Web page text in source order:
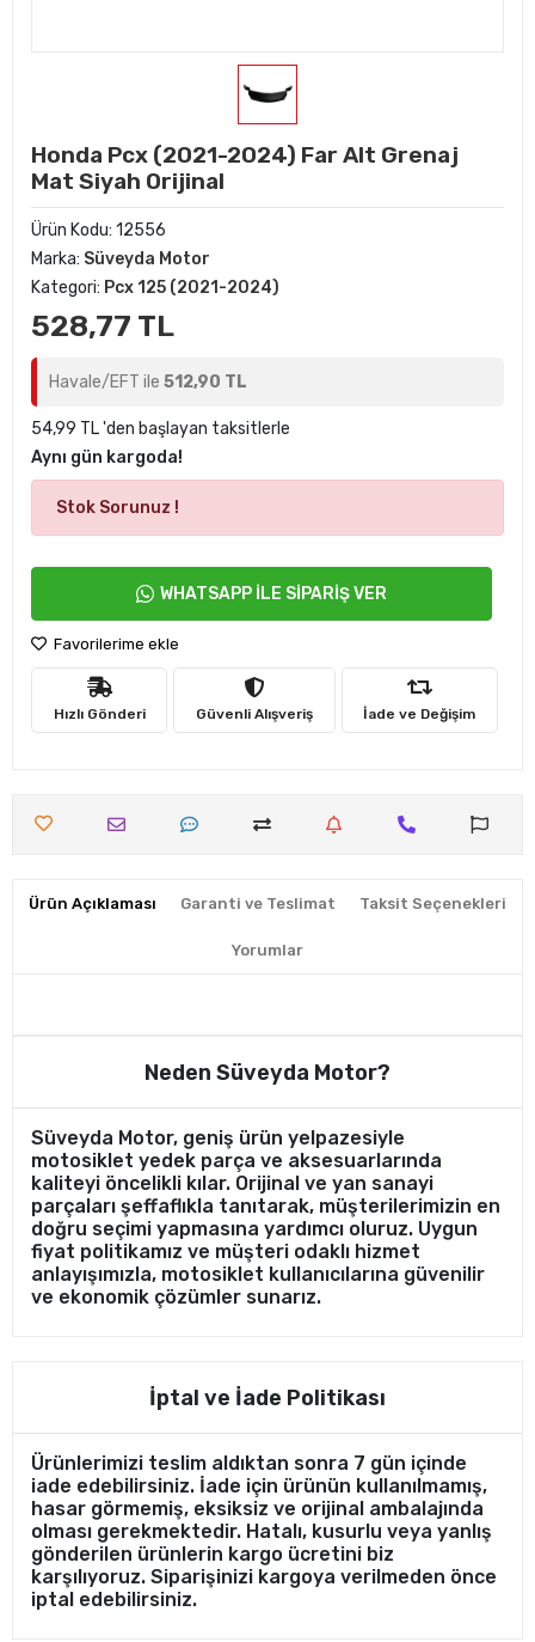
Honda Pcx (2021-2024) Far Alt Grenaj
Mat Siyah Orijinal
Ürün Kodu: 12556
Marka: Süveyda Motor
Kategori: Pcx 125 (2021-2024)
528,77 TL
Havale/EFT ile 512,90 TL
54,99 TL 'den başlayan taksitlerle
Aynı gün kargoda!
Stok Sorunuz !
WHATSAPP İLE SİPARİŞ VER
Favorilerime ekle
Hızlı Gönderi Güvenli Alışveriş İade ve Değişim
Ürün Açıklaması Garanti ve Teslimat Taksit Seçenekleri
Yorumlar
Neden Süveyda Motor?
Süveyda Motor, geniş ürün yelpazesiyle
motosiklet yedek parça ve aksesuarlarında
kaliteyi öncelikli kılar. Orijinal ve yan sanayi
parçaları şeffaflıkla tanıtarak, müşterilerimizin en
doğru seçimi yapmasına yardımcı oluruz. Uygun
fiyat politikamız ve müşteri odaklı hizmet
anlayışımızla, motosiklet kullanıcılarına güvenilir
ve ekonomik çözümler sunarız.
İptal ve İade Politikası
Ürünlerimizi teslim aldıktan sonra 7 gün içinde
iade edebilirsiniz. İade için ürünün kullanılmamış,
hasar görmemiş, eksiksiz ve orijinal ambalajında
olması gerekmektedir. Hatalı, kusurlu veya yanlış
gönderilen ürünlerin kargo ücretini biz
karşılıyoruz. Siparişinizi kargoya verilmeden önce
iptal edebilirsiniz.